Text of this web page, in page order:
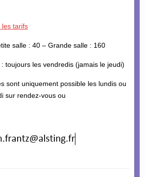
les tarifs
salle : 40 – Grande salle : 160
toujours les vendredis (jamais le jeudi)
sont uniquement possible les lundis ou
sur rendez-vous ou